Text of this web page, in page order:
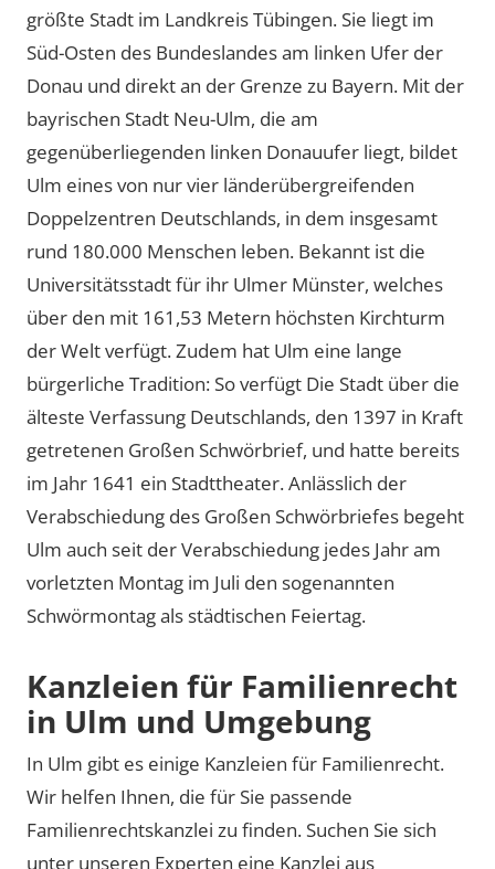
größte Stadt im Landkreis Tübingen. Sie liegt im
Süd-Osten des Bundeslandes am linken Ufer der
Donau und direkt an der Grenze zu Bayern. Mit der
bayrischen Stadt Neu-Ulm, die am
gegenüberliegenden linken Donauufer liegt, bildet
Ulm eines von nur vier länderübergreifenden
Doppelzentren Deutschlands, in dem insgesamt
rund 180.000 Menschen leben. Bekannt ist die
Universitätsstadt für ihr Ulmer Münster, welches
über den mit 161,53 Metern höchsten Kirchturm
der Welt verfügt. Zudem hat Ulm eine lange
bürgerliche Tradition: So verfügt Die Stadt über die
älteste Verfassung Deutschlands, den 1397 in Kraft
getretenen Großen Schwörbrief, und hatte bereits
im Jahr 1641 ein Stadttheater. Anlässlich der
Verabschiedung des Großen Schwörbriefes begeht
Ulm auch seit der Verabschiedung jedes Jahr am
vorletzten Montag im Juli den sogenannten
Schwörmontag als städtischen Feiertag.
Kanzleien für Familienrecht
in Ulm und Umgebung
In Ulm gibt es einige Kanzleien für Familienrecht.
Wir helfen Ihnen, die für Sie passende
Familienrechtskanzlei zu finden. Suchen Sie sich
unter unseren Experten eine Kanzlei aus